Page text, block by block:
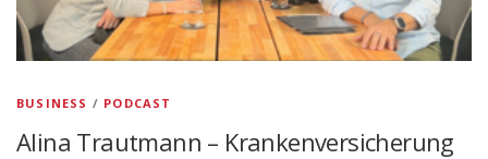
BUSINESS / PODCAST
Alina Trautmann – Krankenversicherung